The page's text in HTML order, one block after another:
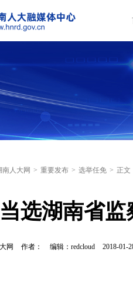
南人大网 > 重要发布 > 选举任免 > 正文
选湖南省
网 作者： 编辑：redcloud 2018-01-